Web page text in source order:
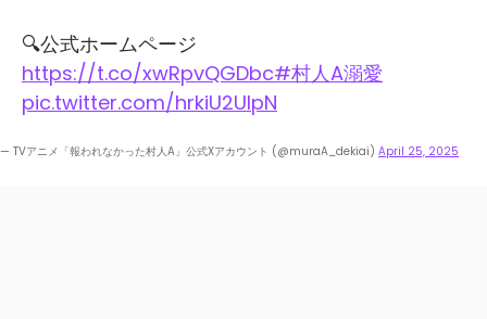
🔍公式ホームページ
https://t.co/xwRpvQGDbc#村人A溺愛
pic.twitter.com/hrkiU2UIpN
— TVアニメ「報われなかった村人A」公式Xアカウント (@muraA_dekiai) April 25, 2025